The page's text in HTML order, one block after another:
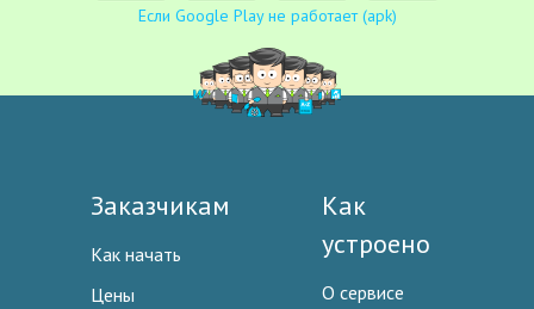
Если Google Play не работает (apk)
Заказчикам
Как начать
Цены
Как
устроено
О сервисе